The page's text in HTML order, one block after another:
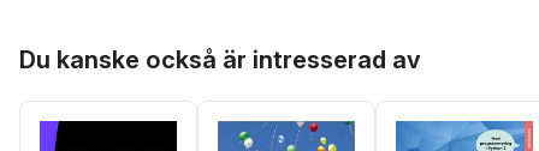
Du kanske också är intresserad av